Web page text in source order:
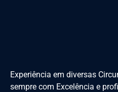
Experiência em diversas
sempre com Excelência e